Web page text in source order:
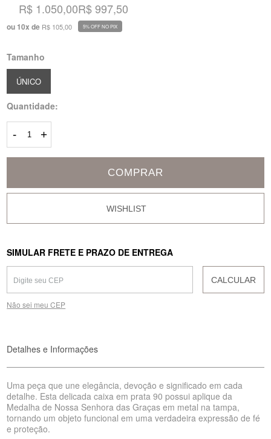
R$ 1.050,00
ou 10x de R$ 105,00
R$ 997,50
5% OFF NO PIX
Tamanho
ÚNICO
Quantidade:
- +
COMPRAR
SIMULAR FRETE E PRAZO DE ENTREGA
CALCULAR
Não sei meu CEP
Detalhes e Informações
Uma peça que une elegância, devoção e significado em cada
detalhe. Esta delicada caixa em prata 90 possui aplique da
Medalha de Nossa Senhora das Graças em metal na tampa,
tornando um objeto funcional em uma verdadeira expressão de fé
e proteção.